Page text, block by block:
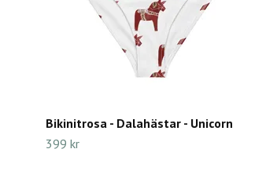
Bikinitrosa - Dalahästar - Unicorn
399 kr